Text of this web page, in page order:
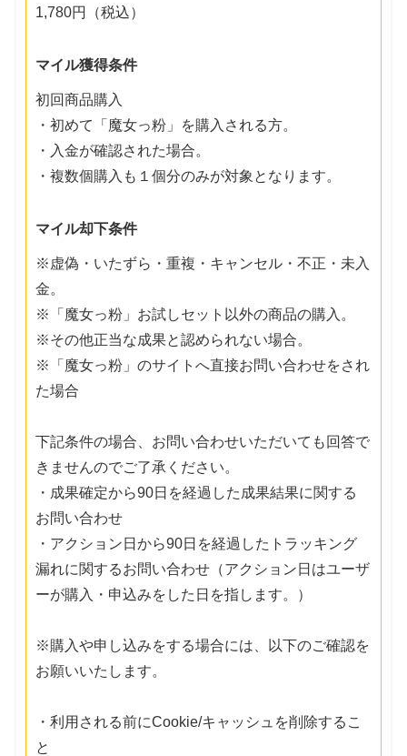
1,780円（税込）
マイル獲得条件
初回商品購入
・初めて「魔女っ粉」を購入される方。
・入金が確認された場合。
・複数個購入も１個分のみが対象となります。
マイル却下条件
※虚偽・いたずら・重複・キャンセル・不正・未入
金。
※「魔女っ粉」お試しセット以外の商品の購入。
※その他正当な成果と認められない場合。
※「魔女っ粉」のサイトへ直接お問い合わせをされ
た場合
下記条件の場合、お問い合わせいただいても回答で
きませんのでご了承ください。
・成果確定から90日を経過した成果結果に関する
お問い合わせ
・アクション日から90日を経過したトラッキング
漏れに関するお問い合わせ（アクション日はユーザ
ーが購入・申込みをした日を指します。）
※購入や申し込みをする場合には、以下のご確認を
お願いいたします。
・利用される前にCookie/キャッシュを削除するこ
と